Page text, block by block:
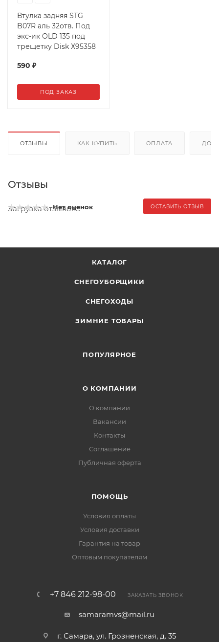
Втулка задняя STG
B07R аль 32отв. Под
экс-ик OLD 135 под
трещетку Disk Х95358
590 ₽
ПОД ЗАКАЗ
ОТЗЫВЫ КАК КУПИТЬ ОПЛАТА
Отзывы
Нет оценок ОСТАВИТЬ ОТЗЫВ
Загрузка отзывов...
КАТАЛОГ
СНЕГОУБОРЩИКИ
СНЕГОХОДЫ
ЗИМНИЕ ТОВАРЫ
ПОПУЛЯРНОЕ
О КОМПАНИИ
О компании
Вакансии
Контакты
Соглашение
Публичная оферта
ПОМОЩЬ
Условия оплаты
Условия доставки
Гарантия на товар
Оптовым покупателям
+7 846 212-98-00 ЗАКАЗАТЬ ЗВОНОК
samaramvs@mail.ru
г. Самара, ул. Грозненская, д. 35